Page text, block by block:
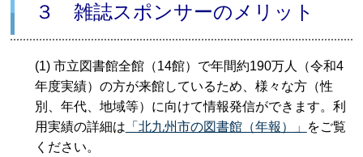
３ 雑誌スポンサーのメリット
(1) 市立図書館全館（14館）で年間約190万人（令和4
年度実績） の方が来館しているため、様々な方（性
別、年代、地域等）に向けて情報発信ができます。利
用実績の詳細は 「北九州市の図書館（年報）」
をご覧
ください。